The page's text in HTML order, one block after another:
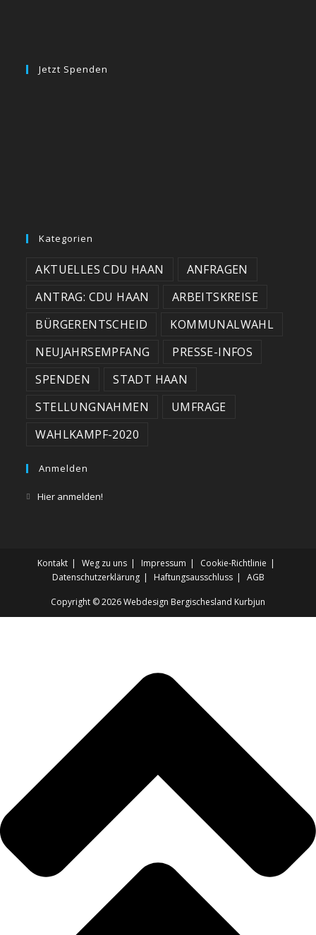
Jetzt Spenden
Kategorien
AKTUELLES CDU HAAN
ANFRAGEN
ANTRAG: CDU HAAN
ARBEITSKREISE
BÜRGERENTSCHEID
KOMMUNALWAHL
NEUJAHRSEMPFANG
PRESSE-INFOS
SPENDEN
STADT HAAN
STELLUNGNAHMEN
UMFRAGE
WAHLKAMPF-2020
Anmelden
Hier anmelden!
Kontakt Weg zu uns Impressum
Cookie-Richtlinie
Datenschutzerklärung
Haftungsausschluss AGB
Copyright © 2026Webdesign Bergischesland Kurbjun